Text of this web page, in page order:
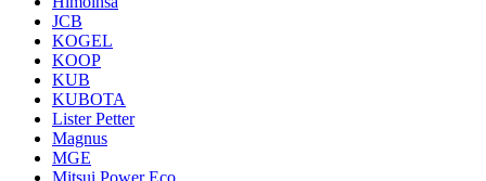
JCB
KOGEL
KOOP
KUB
KUBOTA
Lister Petter
Magnus
MGE
Mitsui Power Eco